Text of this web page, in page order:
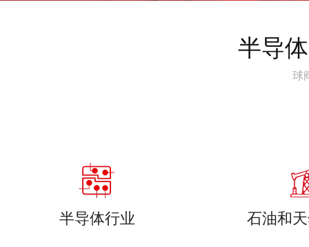
半导
球
半导体行业 石油和